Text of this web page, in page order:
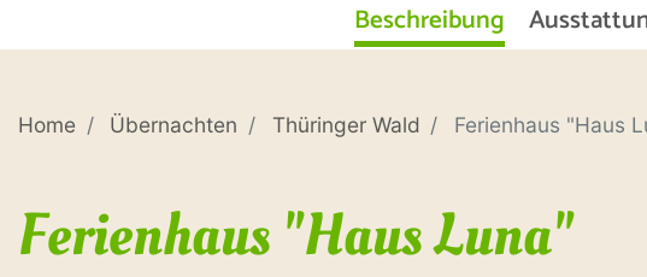
Beschreibung
Home Übernachten Thüringer Wald Ferienhaus "Haus
Ferienhaus "Haus Luna"